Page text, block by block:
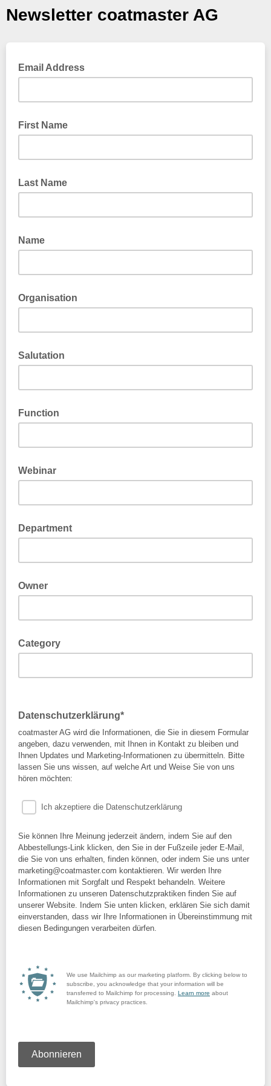
Newsletter coatmaster AG
Email Address
First Name
Last Name
Name
Organisation
Salutation
Function
Webinar
Department
Owner
Category
Datenschutzerklärung*
coatmaster AG wird die Informationen, die Sie in diesem Formular
angeben, dazu verwenden, mit Ihnen in Kontakt zu bleiben und
Ihnen Updates und Marketing-Informationen zu übermitteln. Bitte
lassen Sie uns wissen, auf welche Art und Weise Sie von uns
hören möchten:
Ich akzeptiere die Datenschutzerklärung
Sie können Ihre Meinung jederzeit ändern, indem Sie auf den
Abbestellungs-Link klicken, den Sie in der Fußzeile jeder E-Mail,
die Sie von uns erhalten, finden können, oder indem Sie uns unter
marketing@coatmaster.com kontaktieren. Wir werden Ihre
Informationen mit Sorgfalt und Respekt behandeln. Weitere
Informationen zu unseren Datenschutzpraktiken finden Sie auf
unserer Website. Indem Sie unten klicken, erklären Sie sich damit
einverstanden, dass wir Ihre Informationen in Übereinstimmung mit
diesen Bedingungen verarbeiten dürfen.
We use Mailchimp as our marketing platform. By clicking below to
subscribe, you acknowledge that your information will be
transferred to Mailchimp for processing. Learn more about
Mailchimp's privacy practices.